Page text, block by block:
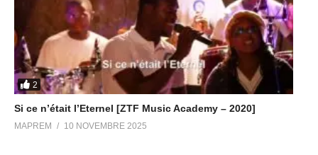
2
Si ce n’était l’Eternel [ZTF Music Academy – 2020]
MAPREM 10 NOVEMBRE 2025